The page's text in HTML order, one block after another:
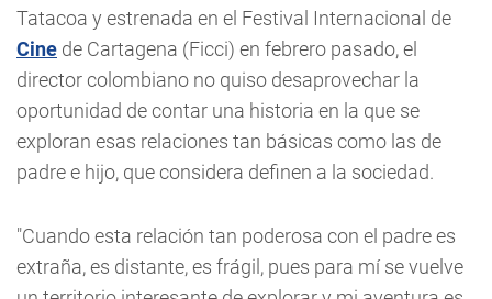
Tatacoa y estrenada en el Festival Internacional de
Cine de Cartagena (Ficci) en febrero pasado, el
director colombiano no quiso desaprovechar la
oportunidad de contar una historia en la que se
exploran esas relaciones tan básicas como las de
padre e hijo, que considera definen a la sociedad.
"Cuando esta relación tan poderosa con el padre es
extraña, es distante, es frágil, pues para mí se vuelve